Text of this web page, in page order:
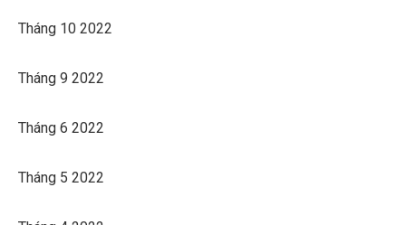
Tháng 10 2022
Tháng 9 2022
Tháng 6 2022
Tháng 5 2022